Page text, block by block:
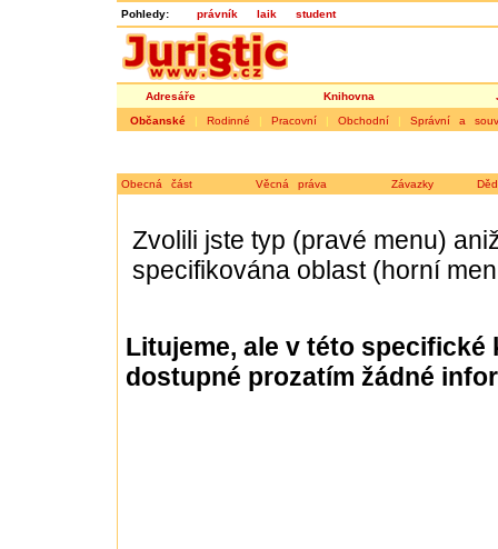
Pohledy: právník laik student
Adresáře Knihovna
Občanské | Rodinné | Pracovní | Obchodní | Správní a
Obecná část Věcná práva Závazky
Zvolili jste typ (pravé menu)
specifikována oblast (horní
Litujeme, ale v této specifické
dostupné prozatím žádné